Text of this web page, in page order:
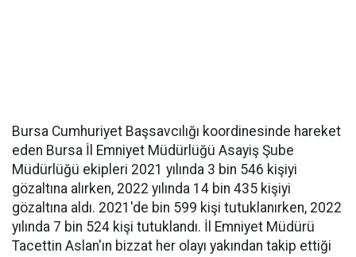
Bursa Cumhuriyet Başsavcılığı koordinesinde hareket
eden Bursa İl Emniyet Müdürlüğü Asayiş Şube
Müdürlüğü ekipleri 2021 yılında 3 bin 546 kişiyi
gözaltına alırken, 2022 yılında 14 bin 435 kişiyi
gözaltına aldı. 2021'de bin 599 kişi tutuklanırken, 2022
yılında 7 bin 524 kişi tutuklandı. İl Emniyet Müdürü
Tacettin Aslan'ın bizzat her olayı yakından takip ettiği